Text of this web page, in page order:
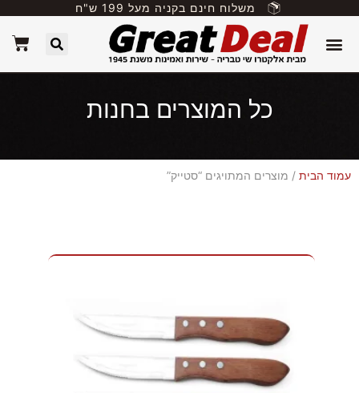
משלוח חינם בקניה מעל 199 ש"ח
כל המוצרים בחנות
עמוד הבית / מוצרים המתויגים “סטייק”